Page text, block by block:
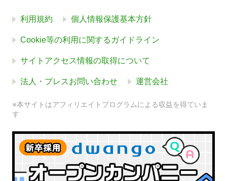
利用規約 個人情報保護基本方針
Cookie等の利用に関するガイドライン
サイトアクセス情報の取得について
法人・プレスお問い合わせ 運営会社
※本サイトはアフィリエイトプログラムによる収益を得ていま
す